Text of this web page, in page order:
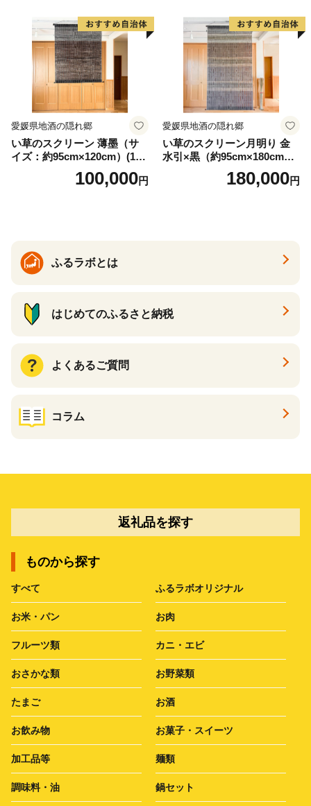
グッズ 愛知県 小牧市 お取り
寄せ 送料無料
愛媛県地酒の隠れ郷
い草のスクリーン 薄墨（サ
イズ：約95cm×120cm）(14
100,000円
愛媛県地酒の隠れ郷
い草のスクリーン月明り 金
水引×黒（約95cm×180cm）
180,000円
ふるラボとは
はじめてのふるさと納税
よくあるご質問
コラム
返礼品を探す
ものから探す
すべて ふるラボオリジナル
お米・パン お肉
フルーツ類 カニ・エビ
おさかな類 お野菜類
たまご お酒
お飲み物 お菓子・スイーツ
加工品等 麺類
調味料・油 鍋セット